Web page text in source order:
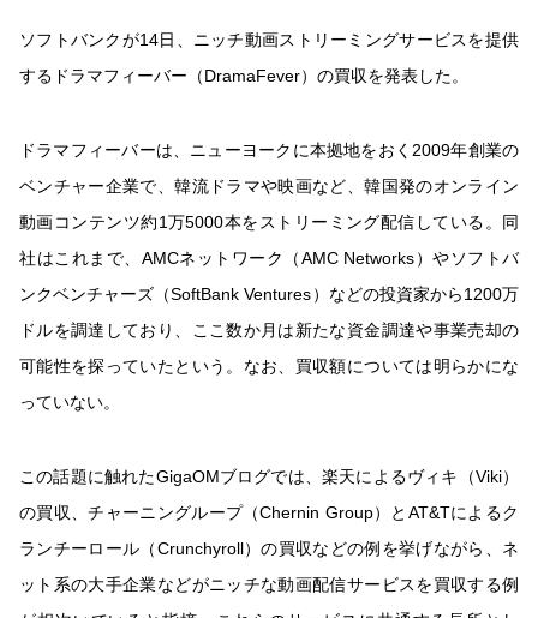
ソフトバンクが14日、ニッチ動画ストリーミングサービスを提供
するドラマフィーバー（DramaFever）の買収を発表した。
ドラマフィーバーは、ニューヨークに本拠地をおく2009年創業の
ベンチャー企業で、韓流ドラマや映画など、韓国発のオンライン
動画コンテンツ約1万5000本をストリーミング配信している。同
社はこれまで、AMCネットワーク（AMC Networks）やソフトバ
ンクベンチャーズ（SoftBank Ventures）などの投資家から1200万
ドルを調達しており、ここ数か月は新たな資金調達や事業売却の
可能性を探っていたという。なお、買収額については明らかにな
っていない。
この話題に触れたGigaOMブログでは、楽天によるヴィキ（Viki）
の買収、チャーニングループ（Chernin Group）とAT&Tによるク
ランチーロール（Crunchyroll）の買収などの例を挙げながら、ネ
ット系の大手企業などがニッチな動画配信サービスを買収する例